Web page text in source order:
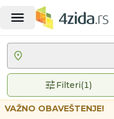
Filteri(1)1
VAŽNO OBAVEŠTENJE!